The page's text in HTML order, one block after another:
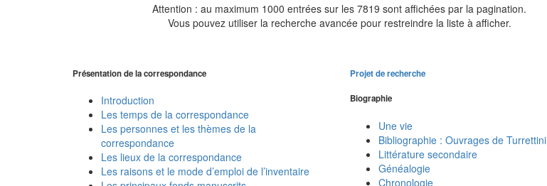
Attention : au maximum 1000 entrées sur les 7819 sont affichées par la pagination.
Vous pouvez utiliser la recherche avancée pour restreindre la liste à afficher.
Présentation de la correspondance
Introduction
Les temps de la correspondance
Les personnes et les thèmes de la
correspondance
Les lieux de la correspondance
Les raisons et le mode d’emploi de l’inventaire
Projet de recherche
Biographie
Une vie
Bibliographie : Ouvrages de Turrettini
Littérature secondaire
Généalogie
Chronologie